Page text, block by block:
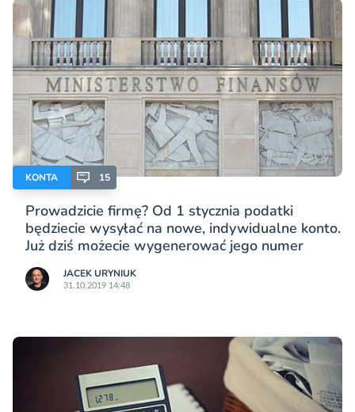
KONTA 15
Prowadzicie firmę? Od 1 stycznia podatki
będziecie wysyłać na nowe, indywidualne konto.
Już dziś możecie wygenerować jego numer
JACEK URYNIUK
31.10.2019 14:48